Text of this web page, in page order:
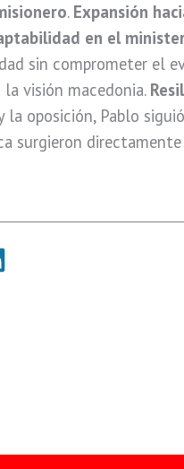
. Expansión
en el
sin comprometer el
visión macedonia.
oposición, Pablo
surgieron